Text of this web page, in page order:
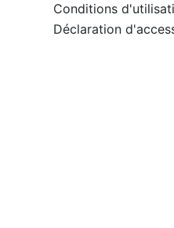
Conditions
Déclaration